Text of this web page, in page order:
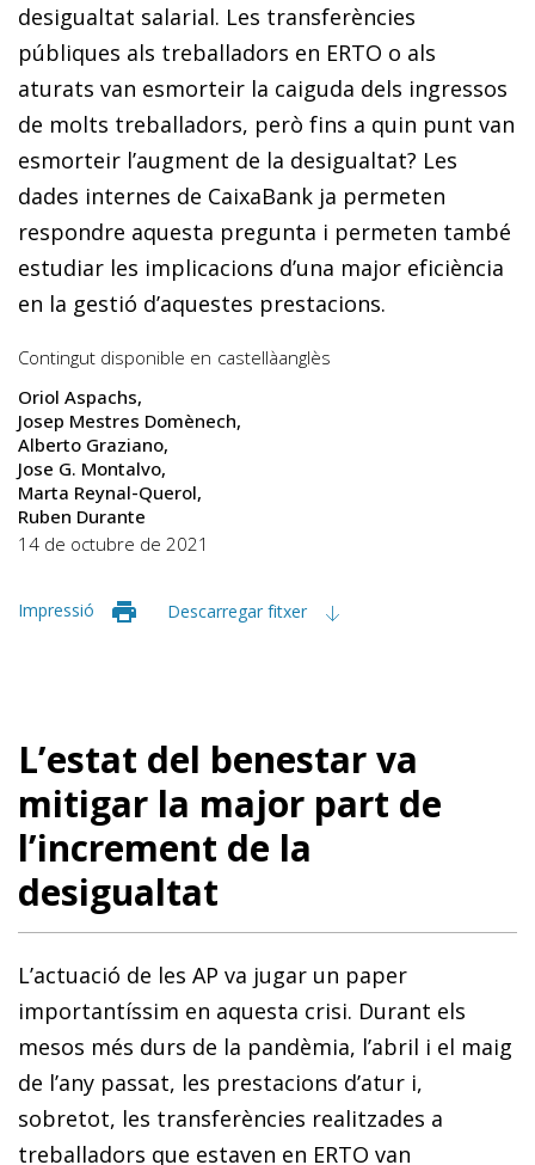
desigualtat salarial. Les transferències
públiques als treballadors en ERTO o als
aturats van esmorteir la caiguda dels ingressos
de molts treballadors, però fins a quin punt van
esmorteir l’augment de la desigualtat? Les
dades internes de CaixaBank ja permeten
respondre aquesta pregunta i permeten també
estudiar les implicacions d’una major eficiència
en la gestió d’aquestes prestacions.
Contingut disponible en castellàanglès
Oriol Aspachs
Josep Mestres Domènech
Alberto Graziano
Jose G. Montalvo
Marta Reynal-Querol
Ruben Durante
14 de octubre de 2021
Impressió Descarregar fitxer
L’estat del benestar va
mitigar la major part de
l’increment de la
desigualtat
L’actuació de les AP va jugar un paper
importantíssim en aquesta crisi. Durant els
mesos més durs de la pandèmia, l’abril i el maig
de l’any passat, les prestacions d’atur i,
sobretot, les transferències realitzades a
treballadors que estaven en ERTO van